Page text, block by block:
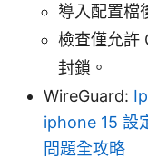
導入配置檔
檢查僅允許
封鎖。
WireGuard:
iphone 15 設
問題全攻略